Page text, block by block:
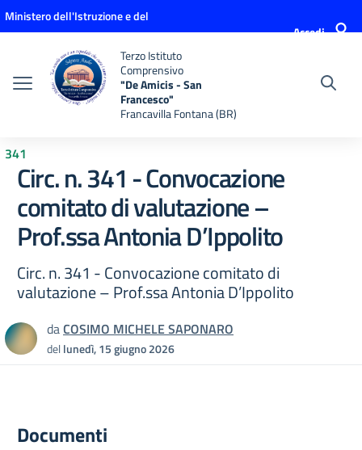
Vai ai contenuti
Vai al menu di navigazione
Vai al footer
Ministero dell'Istruzione e del
Accedi
Terzo Istituto
Comprensivo
"De Amicis - San
Francesco"
Francavilla Fontana (BR)
341
Circ. n. 341 - Convocazione
comitato di valutazione –
Prof.ssa Antonia D’Ippolito
Circ. n. 341 - Convocazione comitato di
valutazione – Prof.ssa Antonia D’Ippolito
daCOSIMO MICHELE SAPONARO
dellunedì, 15 giugno 2026
Documenti